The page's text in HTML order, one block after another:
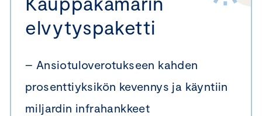
elvytyspaketti
– Ansiotuloverotukseen kahden
prosenttiyksikön kevennys ja käyntiin
miljardin infrahankkeet